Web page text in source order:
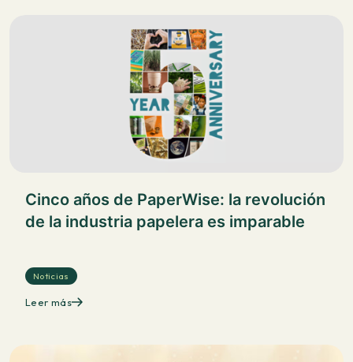
Cinco años de PaperWise: la revolución
de la industria papelera es imparable
Noticias
Leer más